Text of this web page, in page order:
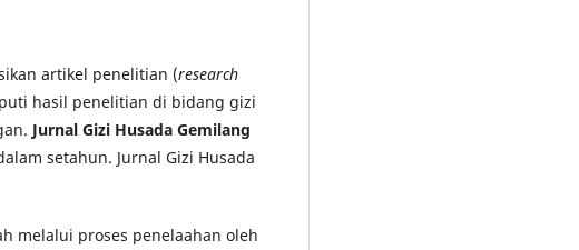
artikel penelitian (research
hasil penelitian di bidang gizi
Jurnal Gizi Husada Gemilang
setahun. Jurnal Gizi Husada
melalui proses penelaahan oleh